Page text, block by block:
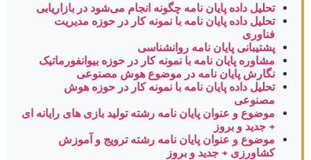
تحلیل داده پایان نامه چگونه انجام می‌شود در بازاریابی
تحلیل داده پایان نامه با نمونه کار در حوزه مدیریت
فناوری
پشتیبانی پایان نامه روانشناسی
مشاوره پایان نامه با نمونه کار در حوزه بیوانفورماتیک
نگارش پایان نامه در موضوع هوش مصنوعی
تحلیل داده پایان نامه با نمونه کار در حوزه هوش
مصنوعی
موضوع و عنوان پایان نامه رشته تولید بازی های رایانه ای
+ جدید و بروز
موضوع و عنوان پایان نامه رشته ترویج و آموزش
کشاورزی + جدید و بروز